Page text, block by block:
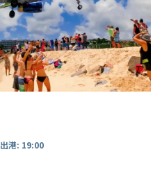
出港: 19:00